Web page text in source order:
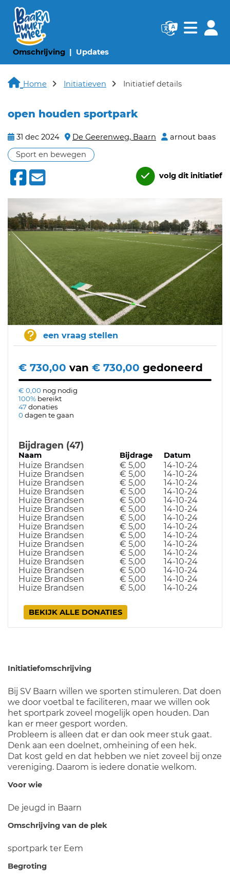
Omschrijving(huidige pagina)
Updates(huidige pagina)
Navigatie
Home Initiatieven Initiatief details
open houden sportpark
31 dec 2024 De Geerenweg, Baarn
arnout baas
Sport en bewegen
volg dit initiatief
een vraag stellen
€ 730,00 van € 730,00 gedoneerd
€ 0,00 nog nodig
100% bereikt
47donaties
0dagen te gaan
Bijdragen (47)
Naam Bijdrage Datum
Huize Brandsen € 5,00
14-10-24
Huize Brandsen
€ 5,00
14-10-24
Huize Brandsen
€ 5,00
14-10-24
Huize Brandsen
€ 5,00
14-10-24
Huize Brandsen
€ 5,00
14-10-24
Huize Brandsen
€ 5,00
14-10-24
Huize Brandsen
€ 5,00
14-10-24
Huize Brandsen
€ 5,00
14-10-24
Huize Brandsen
€ 5,00
14-10-24
Huize Brandsen
€ 5,00
14-10-24
Huize Brandsen
€ 5,00
14-10-24
Huize Brandsen
€ 5,00
14-10-24
Huize Brandsen
€ 5,00
14-10-24
Huize Brandsen
€ 5,00
14-10-24
Huize Brandsen
€ 5,00 14-10-24
BEKIJK ALLE DONATIES
Initiatiefomschrijving
Bij SV Baarn willen we sporten stimuleren. Dat doen
we door voetbal te faciliteren, maar we willen ook
het sportpark zoveel mogelijk open houden. Dan
kan er meer gesport worden.
Probleem is alleen dat er dan ook meer stuk gaat.
Denk aan een doelnet, omheining of een hek.
Dat kost geld en dat hebben we niet zoveel bij onze
vereniging. Daarom is iedere donatie welkom.
Voor wie
De jeugd in Baarn
Omschrijving van de plek
sportpark ter Eem
Begroting